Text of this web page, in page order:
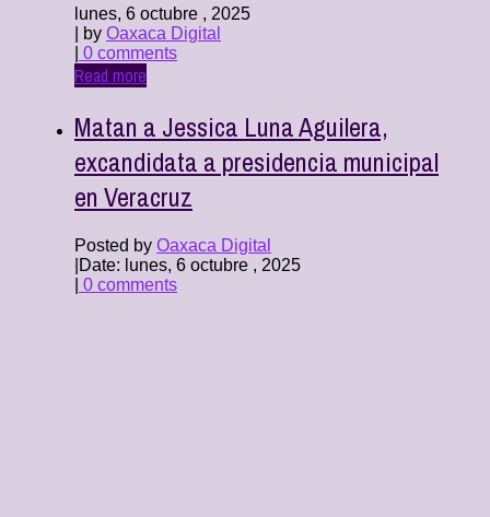
lunes, 6 octubre , 2025
| by Oaxaca Digital
0 comments
Read more
Matan a Jessica Luna Aguilera,
excandidata a presidencia municipal
en Veracruz
Posted by Oaxaca Digital
Date: lunes, 6 octubre , 2025
0 comments